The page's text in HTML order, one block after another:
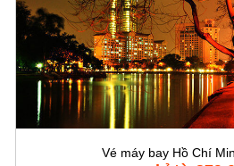
Vé máy bay Hồ Chí